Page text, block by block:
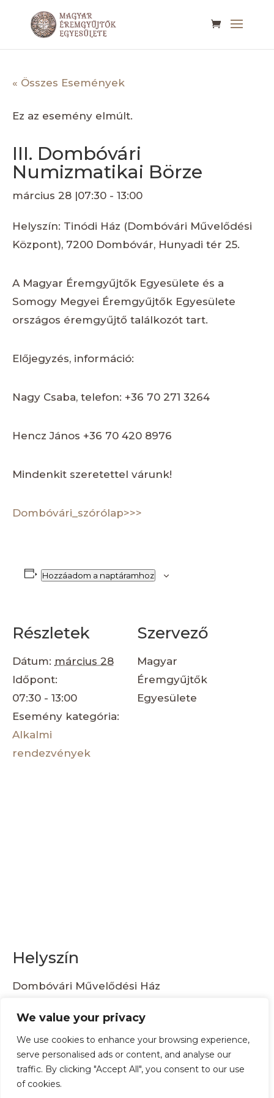
We value your privacy
We use cookies to enhance your browsing experience,
serve personalised ads or content, and analyse our
traffic. By clicking "Accept All", you consent to our use
of cookies.
« Összes Események
Ez az esemény elmúlt.
III. Dombóvári
Numizmatikai Börze
március 28 |07:30 - 13:00
Helyszín: Tinódi Ház (Dombóvári Művelődési
Központ), 7200 Dombóvár, Hunyadi tér 25.
A Magyar Éremgyűjtők Egyesülete és a
Somogy Megyei Éremgyűjtők Egyesülete
országos éremgyűjtő találkozót tart.
Előjegyzés, információ:
Nagy Csaba, telefon: +36 70 271 3264
Hencz János +36 70 420 8976
Mindenkit szeretettel várunk!
Dombóvári_szórólap>>>
Hozzáadom a naptáramhoz
Részletek
Dátum: március 28
Időpont:
07:30 - 13:00
Esemény kategória:
Alkalmi
rendezvények
Szervező
Magyar
Éremgyűjtők
Egyesülete
Helyszín
Dombóvári Művelődési Ház
Dombóvár 7200 Hungary
Tere-Fere-Csere Hobbi
Börze Salgótarján
Numizmatikai és
Filatéliai Találkozó